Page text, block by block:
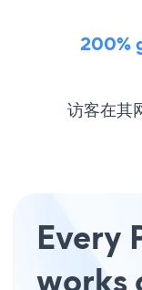
200%
访客在其
Every
works